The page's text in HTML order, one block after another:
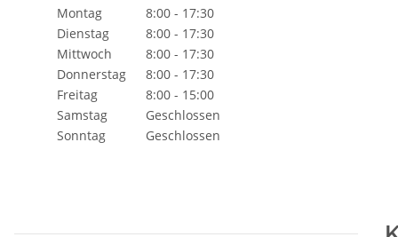
Montag
8:00 - 17:30
Dienstag
8:00 - 17:30
Mittwoch
8:00 - 17:30
Donnerstag
8:00 - 17:30
Freitag
8:00 - 15:00
Samstag
Geschlossen
Sonntag
Geschlossen